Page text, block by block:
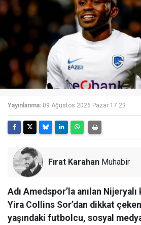
Yayınlanma: 09 Ağustos 2026 Pazar 17:23
Fırat Karahan Muhabir
Adı Amedspor’la anılan
Yira Collins Sor’dan dikkat
yaşındaki futbolcu, sosyal